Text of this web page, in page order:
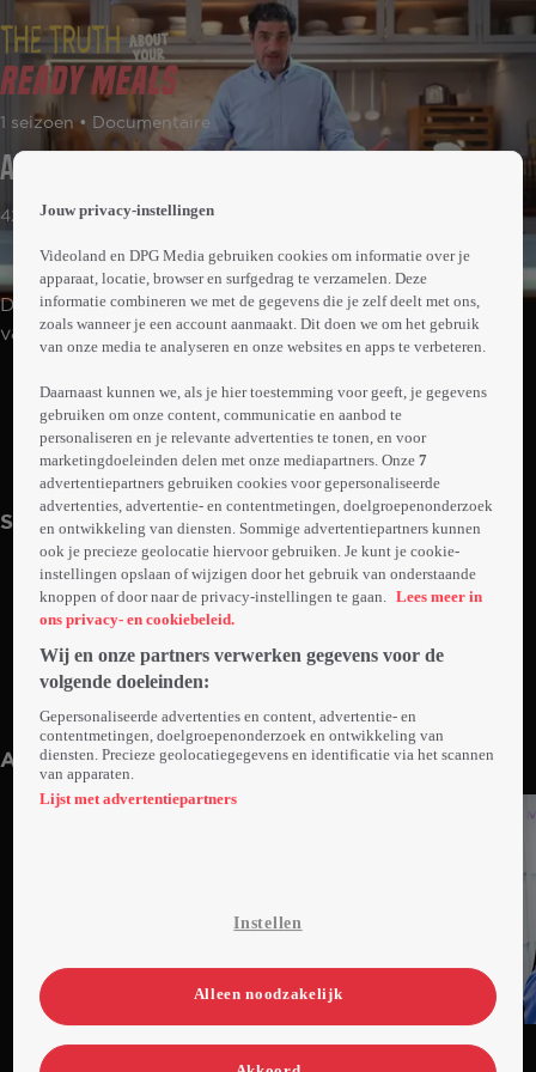
page
1 seizoen • Documentaire
Aflevering 1
42min
De Britse presentator Alexis Conran duikt in de wereld
van de kant-en-klaarmaaltijden.
Meer
info
Seizoen 1
42min
Do 26 okt 23
42min
Anderen kijken ook
programma
programma
Jouw privacy-instellingen
Videoland en DPG Media gebruiken cookies om informatie over je
apparaat, locatie, browser en surfgedrag te verzamelen. Deze
informatie combineren we met de gegevens die je zelf deelt met ons,
zoals wanneer je een account aanmaakt. Dit doen we om het gebruik
van onze media te analyseren en onze websites en apps te verbeteren.
Daarnaast kunnen we, als je hier toestemming voor geeft, je gegevens
gebruiken om onze content, communicatie en aanbod te
personaliseren en je relevante advertenties te tonen, en voor
marketingdoeleinden delen met onze mediapartners. Onze7
advertentiepartners gebruiken cookies voor gepersonaliseerde
advertenties, advertentie- en contentmetingen, doelgroepenonderzoek
en ontwikkeling van diensten. Sommige advertentiepartners kunnen
ook je precieze geolocatie hiervoor gebruiken. Je kunt je cookie-
instellingen opslaan of wijzigen door het gebruik van onderstaande
knoppen of door naar de privacy-instellingen te gaan.
Lees meer in
ons privacy- en cookiebeleid.
Wij en onze partners verwerken gegevens voor de
volgende doeleinden:
Gepersonaliseerde advertenties en content, advertentie- en
contentmetingen, doelgroepenonderzoek en ontwikkeling van
diensten. Precieze geolocatiegegevens en identificatie via het scannen
van apparaten.
Lijst met advertentiepartners
Instellen
Alleen noodzakelijk